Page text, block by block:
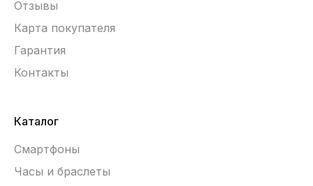
Отзывы
Карта покупателя
Гарантия
Контакты
Каталог
Смартфоны
Часы и браслеты